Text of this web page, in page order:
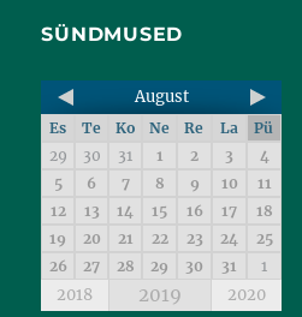
SÜNDMUSED
August
Es Te Ko Ne Re La
Pü
29
30 31 1 2 3
4
5
6 7 8 9 10
11
12
13 14 15 16 17
18
19
20 21 22 23 24
25
26
27 28 29 30 31 1
2018 2019 2020